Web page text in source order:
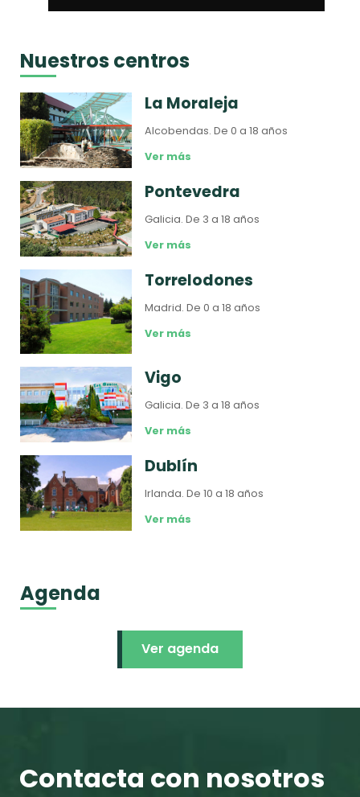
Nuestros centros
La Moraleja
Alcobendas.De 0 a 18 años
Ver más
Pontevedra
Galicia.De 3 a 18 años
Ver más
Torrelodones
Madrid.De 0 a 18 años
Ver más
Vigo
Galicia.De 3 a 18 años
Ver más
Dublín
Irlanda.De 10 a 18 años
Ver más
Agenda
Ver agenda
Contacta con nosotros